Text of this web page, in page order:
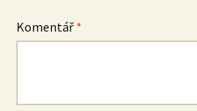
Komentář *